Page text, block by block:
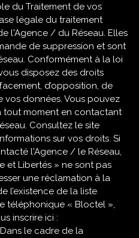
du Traitement de vos
légale du traitement
l'Agence / du Réseau. Elles
de suppression et sont
Conformément à la loi
disposez des droits
d’opposition, de
données. Vous pouvez
tout moment en contactant
Consultez le site
sur vos droits. Si
l'Agence / le Réseau,
et Libertés » ne sont pas
une réclamation à la
l’existence de la liste
téléphonique « Bloctel »,
inscrire ici :
le cadre de la